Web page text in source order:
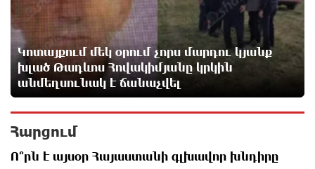
Moody’s-ը IDBank-ի վարկանիշային հեռանկարը
փոխել է դրականի
12 ժամ առաջ
Վեհափառի անձնագրի մեջ գրված է՝ Գարեգին Բ․
նույնիսկ քննիչներն ու դատախազներն են այդպես
Կոտայքում մեկ օրում չորս մարդու կյանք
խլած Թադևոս Հովակիմյանը կրկին
անմեղսունակ է ճանաչվել
Հարցում
Ո՞րն է այսօր Հայաստանի գլխավոր խնդիրը